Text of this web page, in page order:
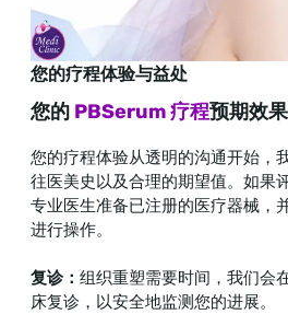
您的疗程体验与益处
您的 PBSerum 疗程预期效果
您的疗程体验从透明的沟通开始，
往医美史以及合理的期望值。如果
专业医生准备已注册的医疗器械，
进行操作。
复诊： 组织重塑需要时间，我们会
床复诊，以安全地监测您的进展。